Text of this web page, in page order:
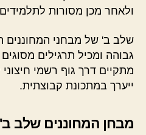
ולאחר מכן מסורות
שלב ב' של מבחני המחוננים
גבוהה ומכיל תרגילים
מתקיים דרך גוף רשמי
ייערך במתכונת קבוצתית.
מבחן המחוננים שלב